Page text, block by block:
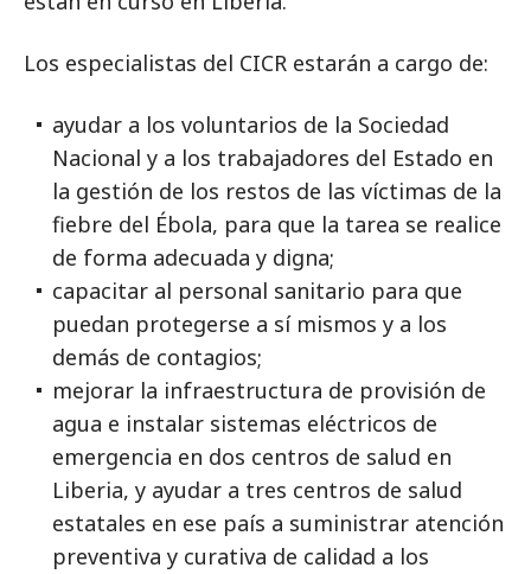
Los especialistas del CICR estarán a cargo de:
ayudar a los voluntarios de la Sociedad
Nacional y a los trabajadores del Estado en
la gestión de los restos de las víctimas de la
fiebre del Ébola, para que la tarea se realice
de forma adecuada y digna;
capacitar al personal sanitario para que
puedan protegerse a sí mismos y a los
demás de contagios;
mejorar la infraestructura de provisión de
agua e instalar sistemas eléctricos de
emergencia en dos centros de salud en
Liberia, y ayudar a tres centros de salud
estatales en ese país a suministrar atención
preventiva y curativa de calidad a los